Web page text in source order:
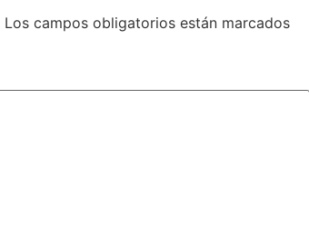
Los campos obligatorios están marcados